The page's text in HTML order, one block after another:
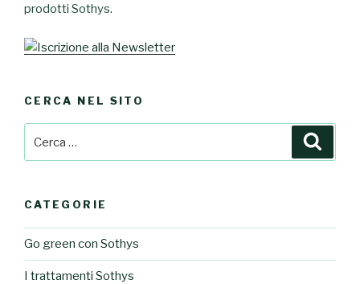
prodotti Sothys.
CERCA NEL SITO
CATEGORIE
Go green con Sothys
I trattamenti Sothys